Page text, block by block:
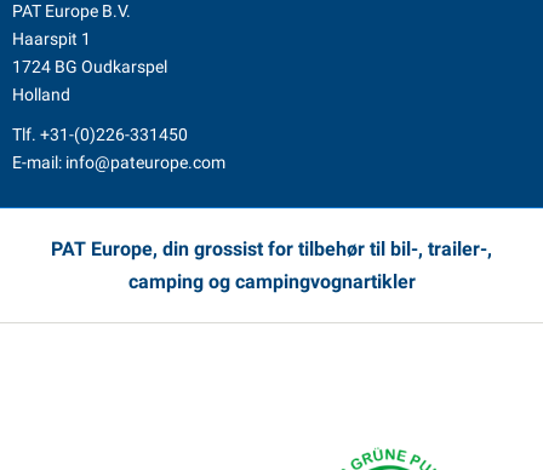
PAT Europe B.V.
Haarspit 1
1724 BG Oudkarspel
Holland
Tlf. +31-(0)226-331450
E-mail: info@pateurope.com
PAT Europe, din grossist for tilbehør til bil-, trailer-,
camping og campingvognartikler